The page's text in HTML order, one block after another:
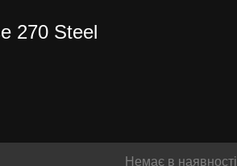
270 Steel
Немає в наявності